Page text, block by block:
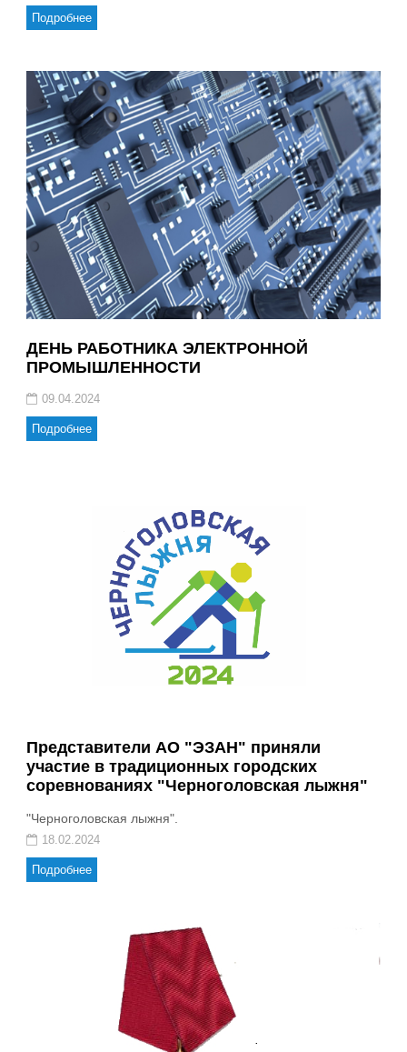
Подробнее
ДЕНЬ РАБОТНИКА ЭЛЕКТРОННОЙ
ПРОМЫШЛЕННОСТИ
09.04.2024
Подробнее
Представители АО "ЭЗАН" приняли
участие в традиционных городских
соревнованиях "Черноголовская лыжня"
"Черноголовская лыжня".
18.02.2024
Подробнее